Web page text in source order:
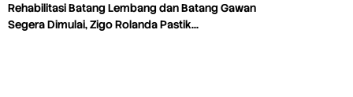
Rehabilitasi Batang Lembang dan Batang Gawan
Segera Dimulai, Zigo Rolanda Pastik…